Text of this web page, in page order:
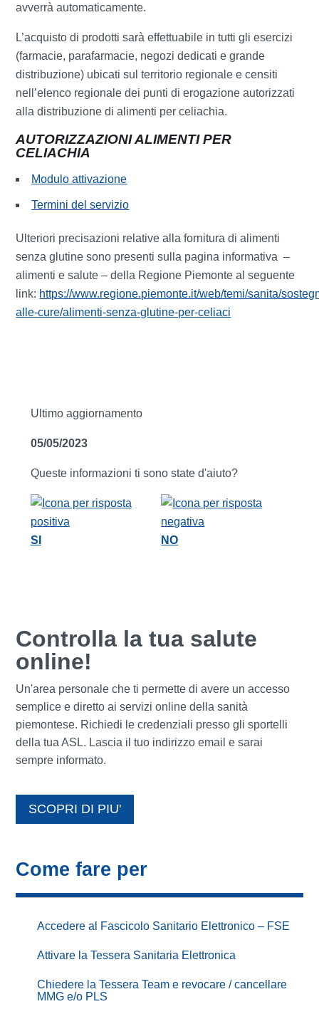
avverrà automaticamente.
L’acquisto di prodotti sarà effettuabile in tutti gli esercizi
(farmacie, parafarmacie, negozi dedicati e grande
distribuzione) ubicati sul territorio regionale e censiti
nell’elenco regionale dei punti di erogazione autorizzati
alla distribuzione di alimenti per celiachia.
AUTORIZZAZIONI ALIMENTI PER
CELIACHIA
Modulo attivazione
Termini del servizio
Ulteriori precisazioni relative alla fornitura di alimenti
senza glutine sono presenti sulla pagina informativa –
alimenti e salute – della Regione Piemonte al seguente
link: https://www.regione.piemonte.it/web/temi/sanita/
alle-cure/alimenti-senza-glutine-per-celiaci
Ultimo aggiornamento
05/05/2023
Queste informazioni ti sono state d'aiuto?
SI NO
Controlla la tua salute
online!
Un'area personale che ti permette di avere un accesso
semplice e diretto ai servizi online della sanità
piemontese. Richiedi le credenziali presso gli sportelli
della tua ASL. Lascia il tuo indirizzo email e sarai
sempre informato.
SCOPRI DI PIU'
Come fare per
Accedere al Fascicolo Sanitario Elettronico – FSE
Attivare la Tessera Sanitaria Elettronica
Chiedere la Tessera Team e revocare / cancellare
MMG e/o PLS